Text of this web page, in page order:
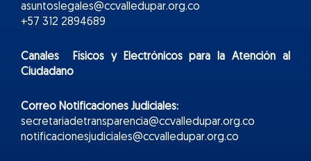
asuntoslegales@ccvalledupar.org.co
+57 312 2894689
Canales Físicos yElectrónicospara la Atención al
Ciudadano
Correo Notificaciones Judiciales:
secretariadetransparencia@ccvalledupar.org.co
notificacionesjudiciales@ccvalledupar.org.co